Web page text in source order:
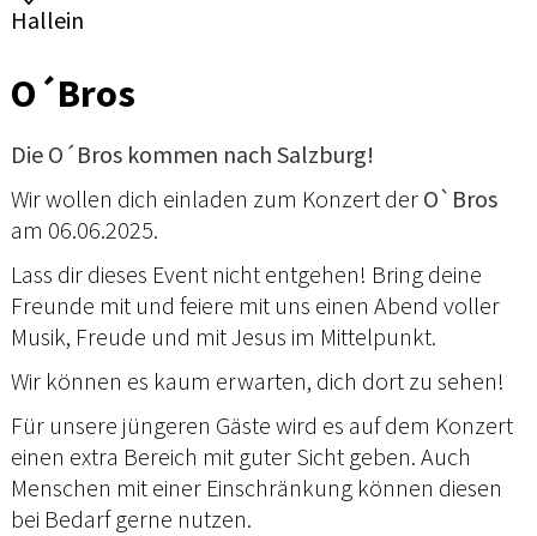
Hallein
O´Bros
Die O´Bros kommen nach Salzburg!
Wir wollen dich einladen zum Konzert der O`Bros
am 06.06.2025.
Lass dir dieses Event nicht entgehen! Bring deine
Freunde mit und feiere mit uns einen Abend voller
Musik, Freude und mit Jesus im Mittelpunkt.
Wir können es kaum erwarten, dich dort zu sehen!
Für unsere jüngeren Gäste wird es auf dem Konzert
einen extra Bereich mit guter Sicht geben. Auch
Menschen mit einer Einschränkung können diesen
bei Bedarf gerne nutzen.